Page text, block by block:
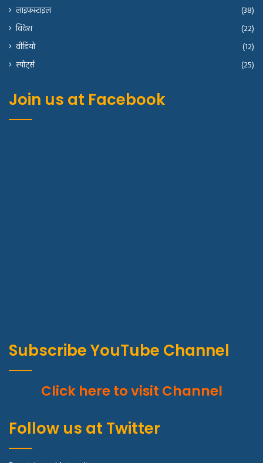
लाइफस्टाइल
(38)
विदेश
(22)
वीडियो
(12)
स्पोर्ट्स
(25)
Join us at Facebook
Subscribe YouTube Channel
Click here to visit Channel
Follow us at Twitter